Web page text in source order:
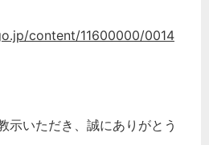
content/11600000/0014
示いただき、誠にありがとう